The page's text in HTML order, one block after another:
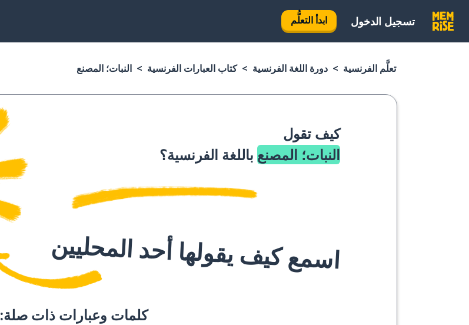
تسجيل الدخول ابدأ التعلُّم
تعلَّم الفرنسية دورة اللغة الفرنسية كتاب العبارات الفرنسية النبات؛ المصنع
كيف تقول
النبات؛ المصنع باللغة الفرنسية؟
اسمع كيف يقولها أحد المحليين
كلمات وعبارات ذات صلة: